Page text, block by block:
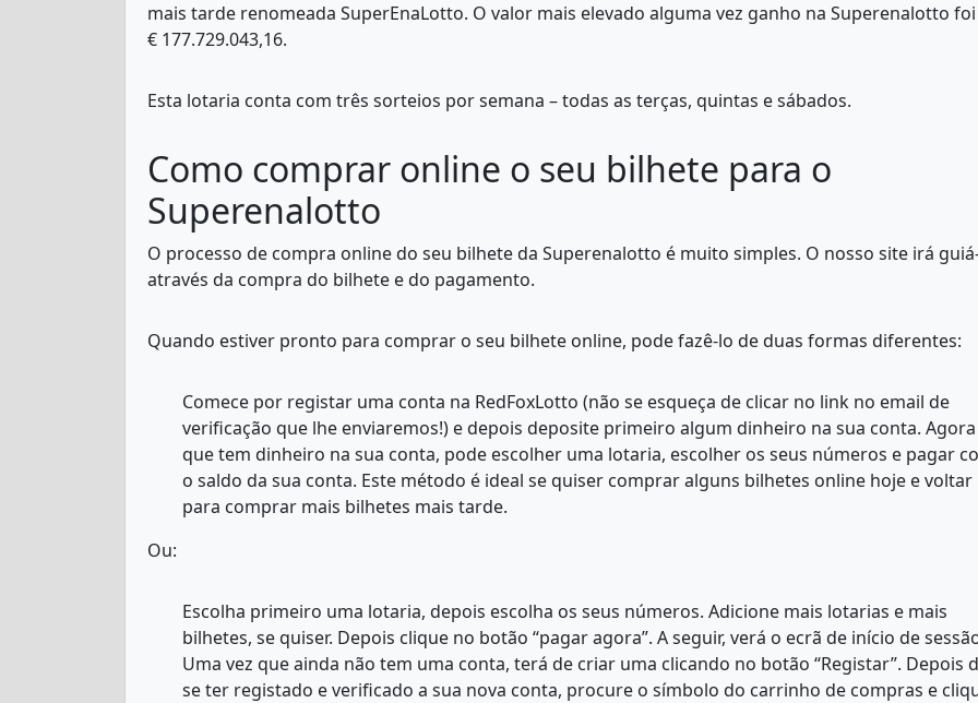
mais tarde renomeada SuperEnaLotto. O valor mais elevado alguma vez ganho na Superenalotto
€ 177.729.043,16.
Esta lotaria conta com três sorteios por semana – todas as terças, quintas e sábados.
Como comprar online o seu bilhete para o
Superenalotto
O processo de compra online do seu bilhete da Superenalotto é muito simples. O nosso site irá
através da compra do bilhete e do pagamento.
Quando estiver pronto para comprar o seu bilhete online, pode fazê-lo de duas formas diferentes:
Comece por registar uma conta na RedFoxLotto (não se esqueça de clicar no link no email de
verificação que lhe enviaremos!) e depois deposite primeiro algum dinheiro na sua conta. Agora
que tem dinheiro na sua conta, pode escolher uma lotaria, escolher os seus números e pagar
o saldo da sua conta. Este método é ideal se quiser comprar alguns bilhetes online hoje e voltar
para comprar mais bilhetes mais tarde.
Ou:
Escolha primeiro uma lotaria, depois escolha os seus números. Adicione mais lotarias e mais
bilhetes, se quiser. Depois clique no botão “pagar agora”. A seguir, verá o ecrã de início de
Uma vez que ainda não tem uma conta, terá de criar uma clicando no botão “Registar”. Depois
se ter registado e verificado a sua nova conta, procure o símbolo do carrinho de compras e